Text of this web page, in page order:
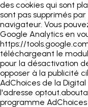
des cookies qui sont
sont pas supprimés
navigateur. Vous
Google Analytics en
https://
téléchargeant le
pour la désactivation
opposer à la publicité
AdChoices de la
l'adresse
programme